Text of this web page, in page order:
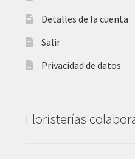
Detalles de la cuenta
Salir
Privacidad de datos
Floristerías